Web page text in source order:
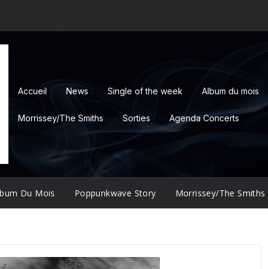
Accueil News Single of the week Album du mois
Morrissey/The Smiths Sorties Agenda Concerts
Du Mois Poppunkwave Story Morrissey/The Smiths